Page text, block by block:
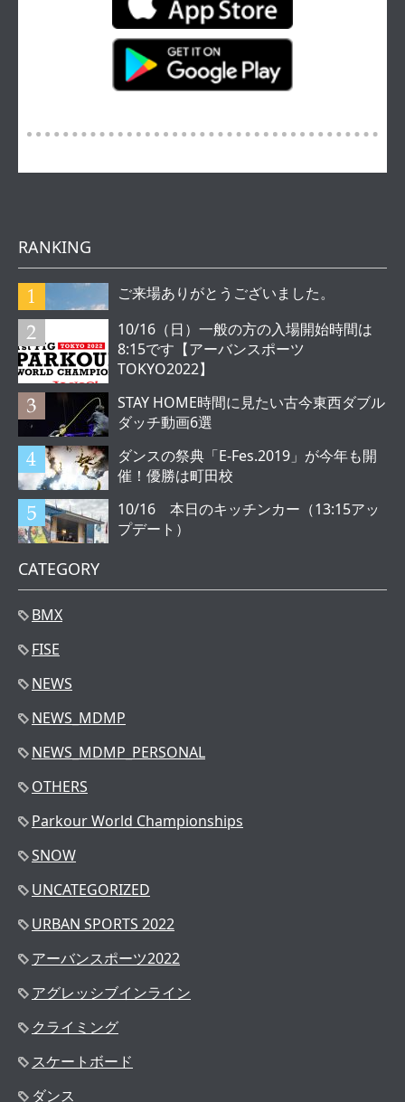
RANKING
ご来場ありがとうございました。
10/16（日）一般の方の入場開始時間は
8:15です【アーバンスポーツ
TOKYO2022】
STAY HOME時間に見たい古今東西ダブル
ダッチ動画6選
ダンスの祭典「E-Fes.2019」が今年も開
催！優勝は町田校
10/16 本日のキッチンカー（13:15アッ
プデート）
CATEGORY
BMX
FISE
NEWS
NEWS_MDMP
NEWS_MDMP_PERSONAL
OTHERS
Parkour World Championships
SNOW
UNCATEGORIZED
URBAN SPORTS 2022
アーバンスポーツ2022
アグレッシブインライン
クライミング
スケートボード
ダンス